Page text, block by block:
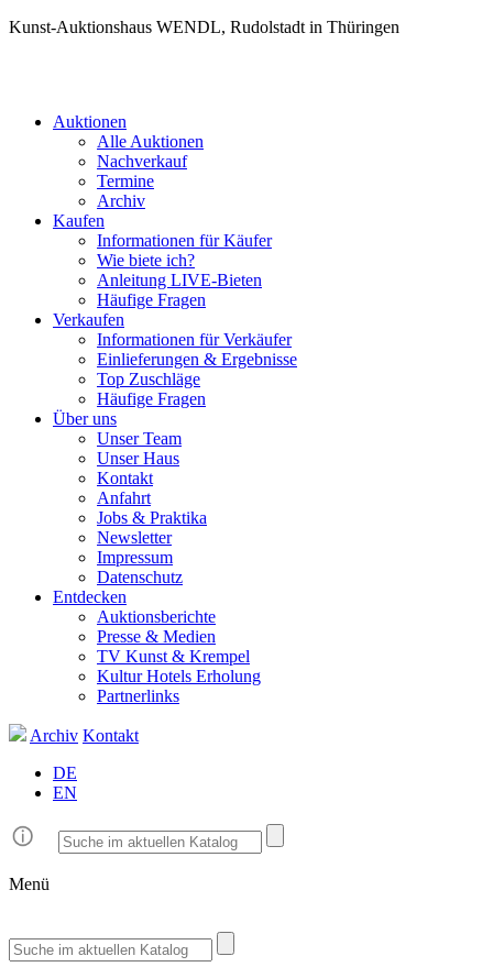
Kunst-Auktionshaus WENDL, Rudolstadt in Thüringen
Auktionen
Alle Auktionen
Nachverkauf
Termine
Archiv
Kaufen
Informationen für Käufer
Wie biete ich?
Anleitung LIVE-Bieten
Häufige Fragen
Verkaufen
Informationen für Verkäufer
Einlieferungen & Ergebnisse
Top Zuschläge
Häufige Fragen
Über uns
Unser Team
Unser Haus
Kontakt
Anfahrt
Jobs & Praktika
Newsletter
Impressum
Datenschutz
Entdecken
Auktionsberichte
Presse & Medien
TV Kunst & Krempel
Kultur Hotels Erholung
Partnerlinks
Archiv Kontakt
DE
EN
Menü